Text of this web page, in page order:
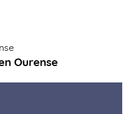
Ourense